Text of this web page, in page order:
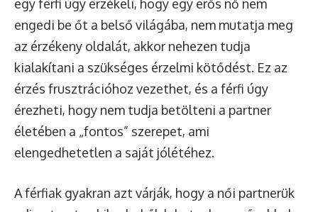
egy férfi úgy érzékeli, hogy egy erős nő nem
engedi be őt a belső világába, nem mutatja meg
az érzékeny oldalát, akkor nehezen tudja
kialakítani a szükséges érzelmi kötődést. Ez az
érzés frusztrációhoz vezethet, és a férfi úgy
érezheti, hogy nem tudja betölteni a partner
életében a „fontos” szerepet, ami
elengedhetetlen a saját jólétéhez.
A férfiak gyakran azt várják, hogy a női partnerük